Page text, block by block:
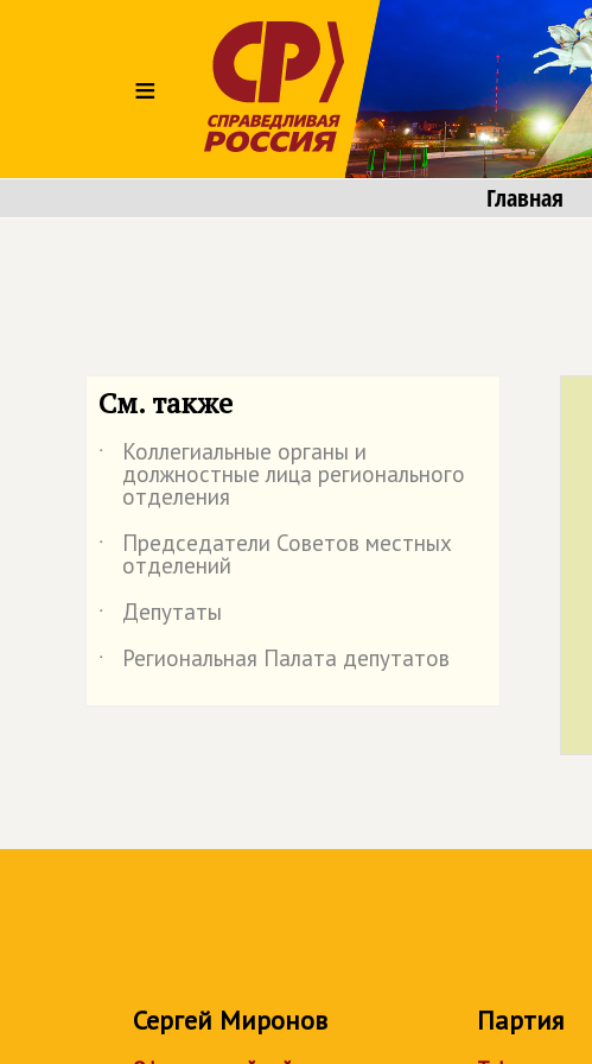
≡
Главная
См. также
˙ Коллегиальные органы и
должностные лица регионального
отделения
˙
Председатели Советов местных
отделений
˙
Депутаты
˙
Региональная Палата депутатов
Сергей Миронов Партия